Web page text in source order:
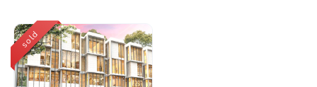
sold